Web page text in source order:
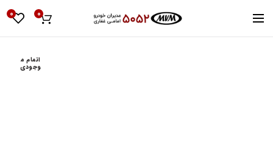
0
0
اتمام م
وجودی